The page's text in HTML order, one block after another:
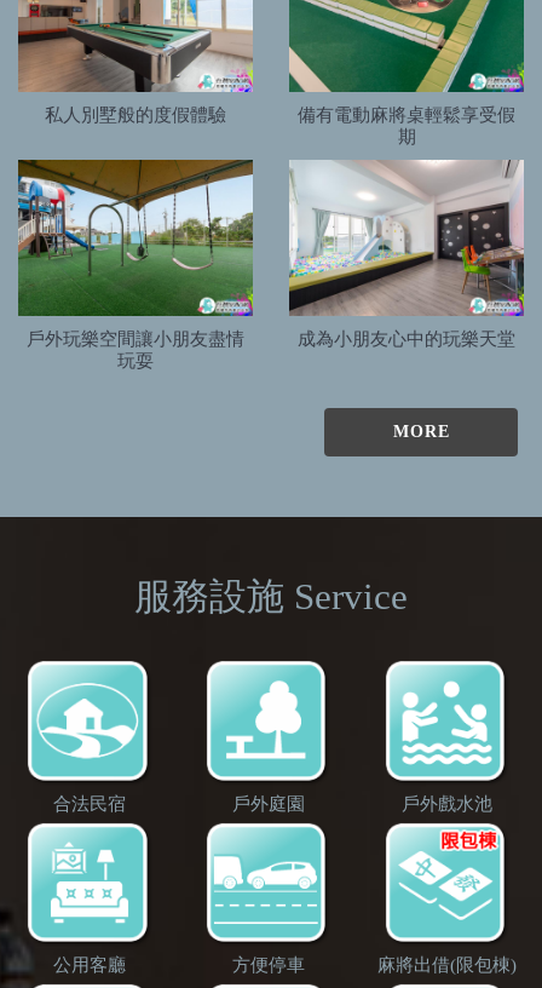
私人別墅般的度假體驗
備有電動麻將桌輕鬆享受假
期
戶外玩樂空間讓小朋友盡情
玩耍
成為小朋友心中的玩樂天堂
MORE
服務設施 Service
合法民宿 戶外庭園 戶外戲水池
公用客廳 方便停車 麻將出借(限包棟)